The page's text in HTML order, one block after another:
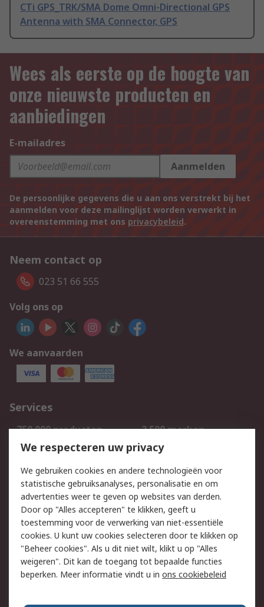
CTi GPS_TRK/SMA Dome Omni-Directional GPS
Antenna with SMA Connector, GPS
Wees als eerste op de hoogte van
onze nieuwste producten en
aanbiedingen
E-mailadres
Aanmelden
De persoonlijke gegevens die u aan ons verstrekt bij het
aanmelden voor deze mailinglijst worden verwerkt in
overeenstemming met ons privacybeleid.
Neem contact op
023 51 66 555
Volg ons op
We aanvaarden
Services
750.000 producten
2.500 merken
Bestellen
Inkoopoplossingen
Track & Trace
Wettelijk
Cookiebeleid
Email veiligheid
Privacybeleid
Websitevoorwaarden
Algemene
verkoopvoorwaarden
We respecteren uw privacy
We gebruiken cookies en andere technologieën voor
statistische gebruiksanalyses, personalisatie en om
advertenties weer te geven op websites van derden.
Door op "Alles accepteren" te klikken, geeft u
toestemming voor de verwerking van niet-essentiële
cookies. U kunt uw cookies selecteren door te klikken op
"Beheer cookies". Als u dit niet wilt, klikt u op "Alles
weigeren". Dit kan de toegang tot bepaalde functies
beperken. Meer informatie vindt u in ons cookiebeleid